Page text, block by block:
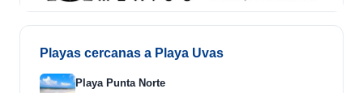
Playas cercanas a Playa Uvas
Playa Punta Norte